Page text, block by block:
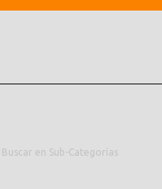
Buscar en Sub-Categorías